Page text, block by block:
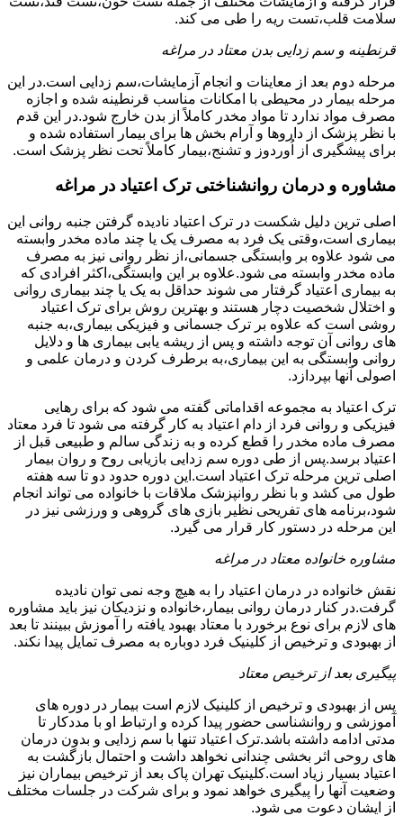
سلامت قلب،تست ریه را طی می کند.
قرنطینه و سم زدایی بدن معتاد در مراغه
مرحله دوم بعد از معاینات و انجام آزمایشات،سم زدایی است.در این
مرحله بیمار در محیطی با امکانات مناسب قرنطینه شده و اجازه
مصرف مواد ندارد تا مواد مخدر کاملاً از بدن خارج شود.در این قدم
با نظر پزشک از داروها و آرام بخش ها برای بیمار استفاده شده و
برای پیشگیری از اُوردوز و تشنج،بیمار کاملاً تحت نظر پزشک است.
مشاوره و درمان روانشناختی ترک اعتیاد در مراغه
اصلی ترین دلیل شکست در ترک اعتیاد نادیده گرفتن جنبه روانی این
بیماری است،وقتی یک فرد به مصرف یک یا چند ماده مخدر وابسته
می شود علاوه بر وابستگی جسمانی،از نظر روانی نیز به مصرف
ماده مخدر وابسته می شود.علاوه بر این وابستگی،اکثر افرادی که
به بیماری اعتیاد گرفتار می شوند حداقل به یک یا چند بیماری روانی
و اختلال شخصیت دچار هستند و بهترین روش برای ترک اعتیاد
روشی است که علاوه بر ترک جسمانی و فیزیکی بیماری،به جنبه
های روانی آن توجه داشته و پس از ریشه یابی بیماری ها و دلایل
روانی وابستگی به این بیماری،به برطرف کردن و درمان علمی و
اصولی آنها بپردازد.
ترک اعتیاد به مجموعه اقداماتی گفته می شود که برای رهایی
فیزیکی و روانی فرد از دام اعتیاد به کار گرفته می شود تا فرد معتاد
مصرف ماده مخدر را قطع کرده و به زندگی سالم و طبیعی قبل از
اعتیاد برسد.پس از طی دوره سم زدایی بازیابی روح و روان بیمار
اصلی ترین مرحله ترک اعتیاد است.این دوره حدود دو تا سه هفته
طول می کشد و با نظر روانپزشک ملاقات با خانواده می تواند انجام
شود،برنامه های تفریحی نظیر بازی های گروهی و ورزشی نیز در
این مرحله در دستور کار قرار می گیرد.
مشاوره خانواده معتاد در مراغه
نقش خانواده در درمان اعتیاد را به هیچ وجه نمی توان نادیده
گرفت.در کنار درمان روانی بیمار،خانواده و نزدیکان نیز باید مشاوره
های لازم برای نوع برخورد با معتاد بهبود یافته را آموزش ببینند تا بعد
از بهبودی و ترخیص از کلینیک فرد دوباره به مصرف تمایل پیدا نکند.
پیگیری بعد از ترخیص معتاد
پس از بهبودی و ترخیص از کلینیک لازم است بیمار در دوره های
آموزشی و روانشناسی حضور پیدا کرده و ارتباط او با مددکار تا
مدتی ادامه داشته باشد.ترک اعتیاد تنها با سم زدایی و بدون درمان
های روحی اثر بخشی چندانی نخواهد داشت و احتمال بازگشت به
اعتیاد بسیار زیاد است.کلینیک تهران پاک بعد از ترخیص بیماران نیز
وضعیت آنها را پیگیری خواهد نمود و برای شرکت در جلسات مختلف
از ایشان دعوت می شود.